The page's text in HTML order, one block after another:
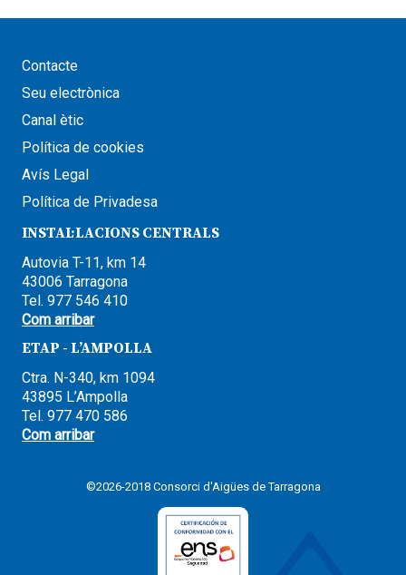
Contacte
Seu electrònica
Canal ètic
Política de cookies
Avís Legal
Política de Privadesa
INSTAL·LACIONS CENTRALS
Autovia T-11, km 14
43006 Tarragona
Tel. 977 546 410
Com arribar
ETAP - L’AMPOLLA
Ctra. N-340, km 1094
43895 L’Ampolla
Tel. 977 470 586
Com arribar
©2026-2018 Consorci d'Aigües de Tarragona